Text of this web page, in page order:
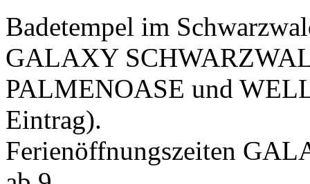
Badetempel im
GALAXY
PALMENOASE und
Eintrag).
Ferienöffnungszeiten